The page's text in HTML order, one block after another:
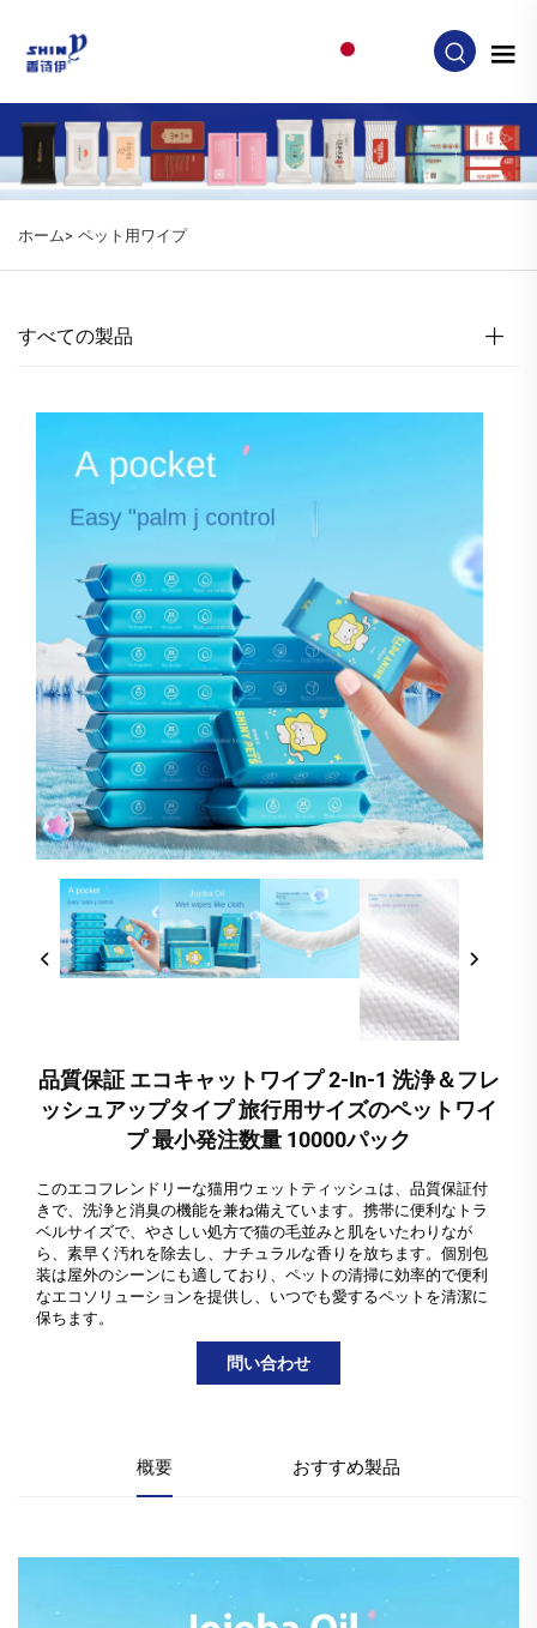
ホーム> ペット用ワイプ
すべての製品
品質保証 エコキャットワイプ 2-In-1 洗浄＆フレ
ッシュアップタイプ 旅行用サイズのペットワイ
プ 最小発注数量 10000パック
このエコフレンドリーな猫用ウェットティッシュは、品質保証付
きで、洗浄と消臭の機能を兼ね備えています。携帯に便利なトラ
ベルサイズで、やさしい処方で猫の毛並みと肌をいたわりなが
ら、素早く汚れを除去し、ナチュラルな香りを放ちます。個別包
装は屋外のシーンにも適しており、ペットの清掃に効率的で便利
なエコソリューションを提供し、いつでも愛するペットを清潔に
保ちます。
問い合わせ
概要 おすすめ製品